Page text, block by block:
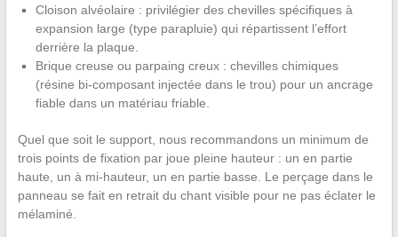
Cloison alvéolaire : privilégier des chevilles spécifiques à
expansion large (type parapluie) qui répartissent l’effort
derrière la plaque.
Brique creuse ou parpaing creux : chevilles chimiques
(résine bi-composant injectée dans le trou) pour un ancrage
fiable dans un matériau friable.
Quel que soit le support, nous recommandons un minimum de
trois points de fixation par joue pleine hauteur : un en partie
haute, un à mi-hauteur, un en partie basse. Le perçage dans le
panneau se fait en retrait du chant visible pour ne pas éclater le
mélaminé.